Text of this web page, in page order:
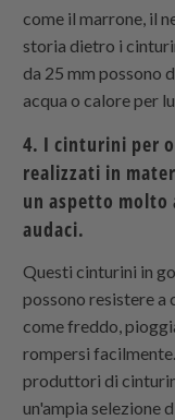
come il marrone, il
storia dietro i
da 25 mm possono
acqua o calore per
4. I cinturini per
realizzati in
un aspetto
audaci.
Questi cinturini in
possono resistere
come freddo,
rompersi
produttori di
un'ampia selezione